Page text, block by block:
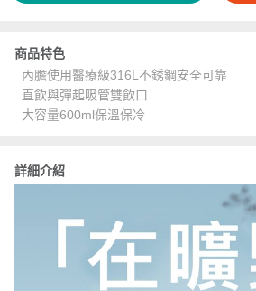
商品特色
內膽使用醫療級316L不銹鋼安全可靠
直飲與彈起吸管雙飲口
大容量600ml保溫保冷
詳細介紹